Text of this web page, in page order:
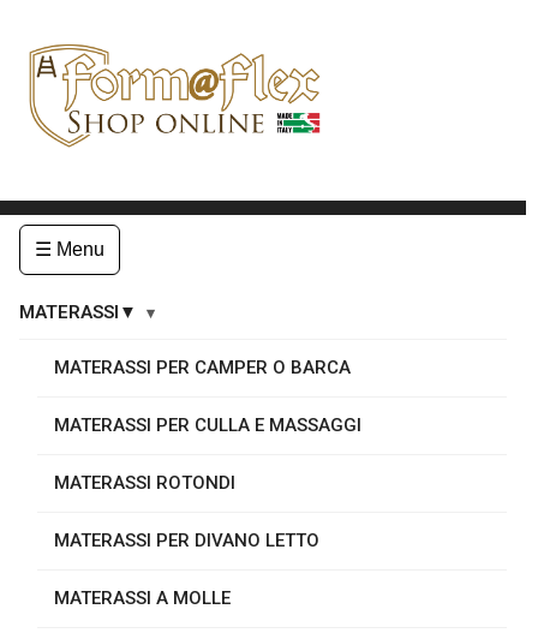
☰ Menu
MATERASSI▼
MATERASSI PER CAMPER O BARCA
MATERASSI PER CULLA E MASSAGGI
MATERASSI ROTONDI
MATERASSI PER DIVANO LETTO
MATERASSI A MOLLE